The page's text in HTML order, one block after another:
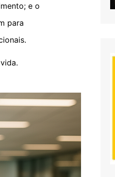
e o
para